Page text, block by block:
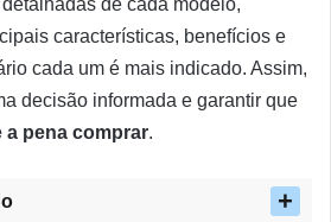
de cada modelo,
características, benefícios e
cada um é mais indicado. Assim,
decisão informada e garantir que
a pena comprar.